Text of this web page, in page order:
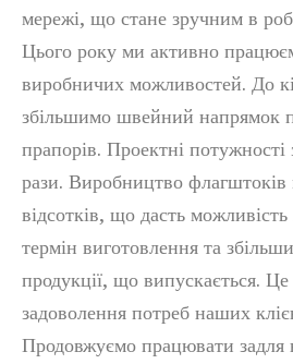
мережі, що стане зручним в
Цього року ми активно
виробничих можливостей. До
збільшимо швейний напрямок
прапорів. Проектні потужності
рази. Виробництво
відсотків, що дасть
термін виготовлення та
продукції, що випускається.
задоволення потреб наших
Продовжуємо працювати задля